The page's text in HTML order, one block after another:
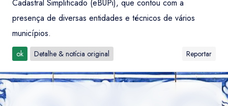
Cadastral Simplificado (eBUPi), que contou com a
presença de diversas entidades e técnicos de vários
municípios.
ok Detalhe & notícia original Reportar